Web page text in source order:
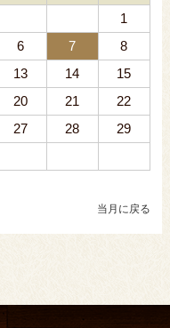
1
6 7
8
13 14
15
20 21
22
27 28
29
当月に戻る